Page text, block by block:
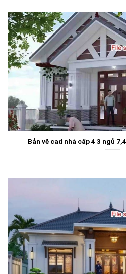
Bản vẽ cad nhà cấp 4 3 ngủ